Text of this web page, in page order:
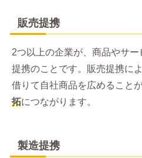
販売提携
2つ以上の企業が、商品やサー
提携のことです。販売提携に
借りて自社商品を広めることが
拓につながります。
製造提携